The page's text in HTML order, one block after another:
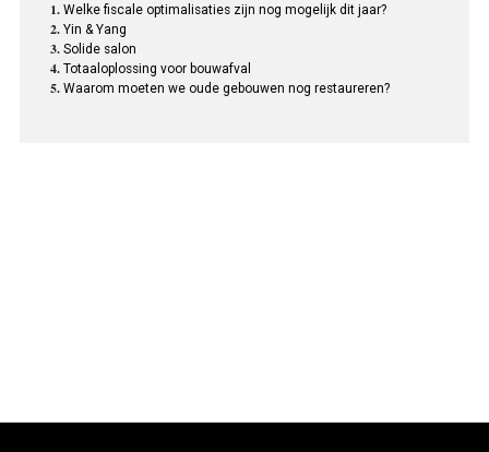
Welke fiscale optimalisaties zijn nog mogelijk dit jaar?
Yin & Yang
Solide salon
Totaal­oplossing voor bouwafval
Waarom moeten we oude gebouwen nog restaureren?